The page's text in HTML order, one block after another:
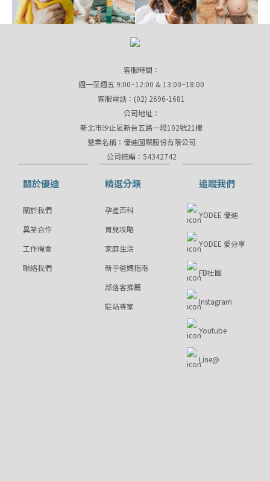
客服時間：
週一至週五 9:00~12:00 & 13:00~18:00
客服電話：(02) 2696-1681
公司地址：
新北市汐止區新台五路一段102號21樓
營業名稱：優迪國際股份有限公司
公司統編：54342742
關於優迪
關於我們
異業合作
工作機會
聯絡我們
精選分類
孕產百科
育兒攻略
家庭生活
新手爸媽指南
部落客推薦
駐站專家
追蹤我們
YODEE 優迪
YODEE 愛分享
FB社團
Instagram
Youtube
Line@